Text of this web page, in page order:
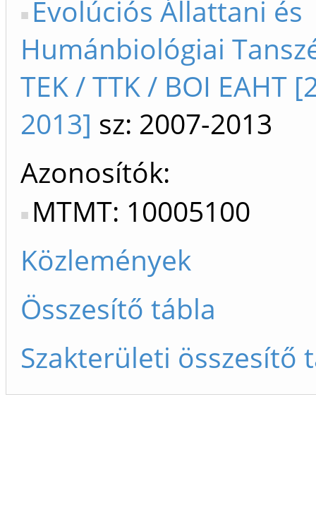
Evolúciós Állattani és
Humánbiológiai
TEK / TTK / BOI EAHT
2013] sz: 2007-2013
Azonosítók
MTMT: 10005100
Közlemények
Összesítő tábla
Szakterületi összesítő